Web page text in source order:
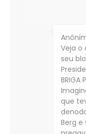
Veja o
seu
BRIGA
que
Berg e